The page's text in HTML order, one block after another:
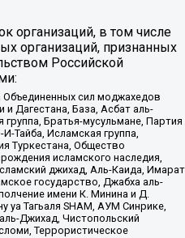
организаций, в том числе
организаций, признанных
Российской
сил моджахедов
Дагестана, База, Асбат аль-
Братья-мусульмане, Партия
Тайба, Исламская группа,
Туркестана, Общество
исламского наследия,
джихад, Аль-Каида, Имарат
государство, Джабха аль-
имени К. Минина и Д.
уа Тагьаля SHAM, АУМ Синрике,
Джихад, Чистопольский
Террористическое